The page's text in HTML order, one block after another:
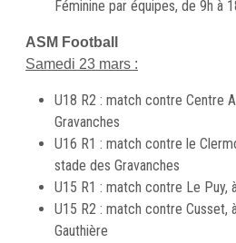
Féminine par équipes, de 9h à
ASM Football
Samedi 23 mars :
U18 R2 : match contre Centre
Gravanches
U16 R1 : match contre le
stade des Gravanches
U15 R1 : match contre Le Puy,
U15 R2 : match contre Cusset,
Gauthière